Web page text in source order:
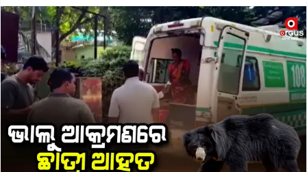
Argus Chalo Dekhein Apna Desh